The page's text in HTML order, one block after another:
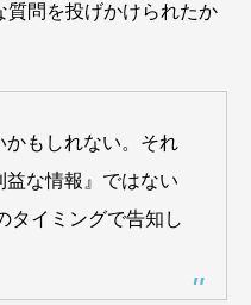
質問を投げかけられたか
かもしれない。それ
な情報』ではない
タイミングで告知し